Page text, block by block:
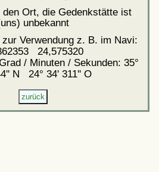
den Ort, die Gedenkstätte ist
unbekannt
Verwendung z. B. im Navi:
24,575320
/ Minuten / Sekunden: 35°
N 24° 34' 311'' O